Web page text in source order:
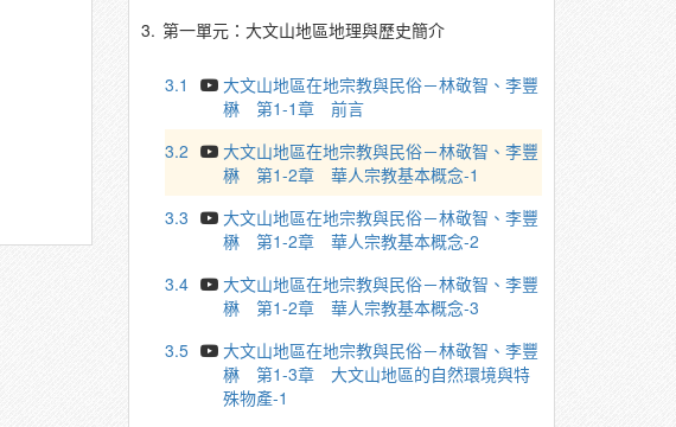
3. 第一單元：大文山地區地理與歷史簡介
3.1
大文山地區在地宗教與民俗－林敬智、李豐
楙 第1-1章 前言
3.2
大文山地區在地宗教與民俗－林敬智、李豐
楙 第1-2章 華人宗教基本概念-1
3.3
大文山地區在地宗教與民俗－林敬智、李豐
楙 第1-2章 華人宗教基本概念-2
3.4
大文山地區在地宗教與民俗－林敬智、李豐
楙 第1-2章 華人宗教基本概念-3
3.5
大文山地區在地宗教與民俗－林敬智、李豐
楙 第1-3章 大文山地區的自然環境與特
殊物產-1